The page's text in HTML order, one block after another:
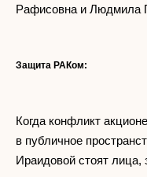
Рафисовна и Людмила
Защита РАКом:
Когда конфликт
в публичное
Ираидовой стоят лица,